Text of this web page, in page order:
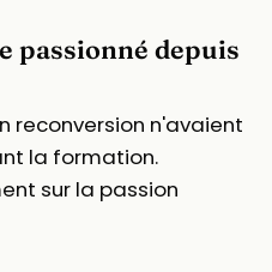
passionné depuis
reconversion n'avaient
la formation.
sur la passion